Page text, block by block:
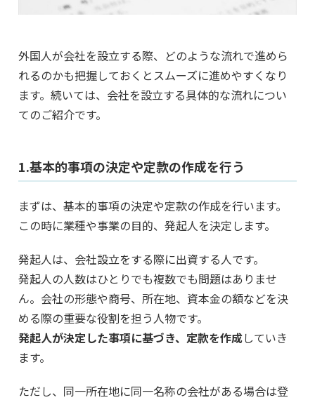
外国人が会社を設立する際、どのような流れで進めら
れるのかも把握しておくとスムーズに進めやすくなり
ます。続いては、会社を設立する具体的な流れについ
てのご紹介です。
1.基本的事項の決定や定款の作成を行う
まずは、基本的事項の決定や定款の作成を行います。
この時に業種や事業の目的、発起人を決定します。
発起人は、会社設立をする際に出資する人です。
発起人の人数はひとりでも複数でも問題はありませ
ん。会社の形態や商号、所在地、資本金の額などを決
める際の重要な役割を担う人物です。
発起人が決定した事項に基づき、定款を作成していき
ます。
ただし、同一所在地に同一名称の会社がある場合は登